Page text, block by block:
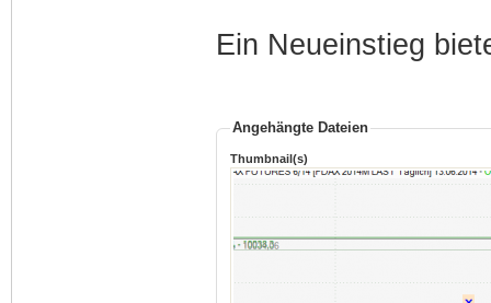
Ein Neueinstieg
Angehängte Dateien
Thumbnail(s)